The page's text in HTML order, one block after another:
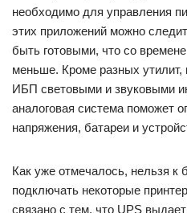
необходимо для управления
этих приложений можно
быть готовыми, что со
меньше. Кроме разных
ИБП световыми и звуковыми
аналоговая система поможет
напряжения, батареи и
Как уже отмечалось, нельзя к
подключать некоторые
связано с тем, что UPS